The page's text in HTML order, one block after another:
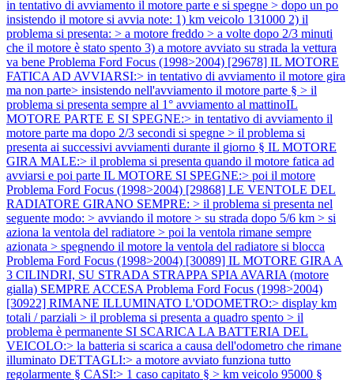
in tentativo di avviamento il motore parte e si spegne > dopo un po
insistendo il motore si avvia note: 1) km veicolo 131000 2) il
problema si presenta: > a motore freddo > a volte dopo 2/3 minuti
che il motore è stato spento 3) a motore avviato su strada la vettura
va bene Problema Ford Focus (1998>2004) [29678] IL MOTORE
FATICA AD AVVIARSI:> in tentativo di avviamento il motore gira
ma non parte> insistendo nell'avviamento il motore parte § > il
problema si presenta sempre al 1° avviamento al mattinoIL
MOTORE PARTE E SI SPEGNE:> in tentativo di avviamento il
motore parte ma dopo 2/3 secondi si spegne > il problema si
presenta ai successivi avviamenti durante il giorno § IL MOTORE
GIRA MALE:> il problema si presenta quando il motore fatica ad
avviarsi e poi parte IL MOTORE SI SPEGNE:> poi il motore
Problema Ford Focus (1998>2004) [29868] LE VENTOLE DEL
RADIATORE GIRANO SEMPRE: > il problema si presenta nel
seguente modo: > avviando il motore > su strada dopo 5/6 km > si
aziona la ventola del radiatore > poi la ventola rimane sempre
azionata > spegnendo il motore la ventola del radiatore si blocca
Problema Ford Focus (1998>2004) [30089] IL MOTORE GIRA A
3 CILINDRI, SU STRADA STRAPPA SPIA AVARIA (motore
gialla) SEMPRE ACCESA Problema Ford Focus (1998>2004)
[30922] RIMANE ILLUMINATO L'ODOMETRO:> display km
totali / parziali > il problema si presenta a quadro spento > il
problema è permanente SI SCARICA LA BATTERIA DEL
VEICOLO:> la batteria si scarica a causa dell'odometro che rimane
illuminato DETTAGLI:> a motore avviato funziona tutto
regolarmente § CASI:> 1 caso capitato § > km veicolo 95000 §